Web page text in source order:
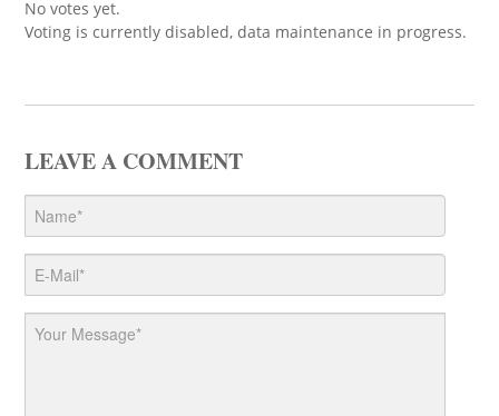
No votes yet.
Voting is currently disabled, data maintenance in progress.
LEAVE A COMMENT